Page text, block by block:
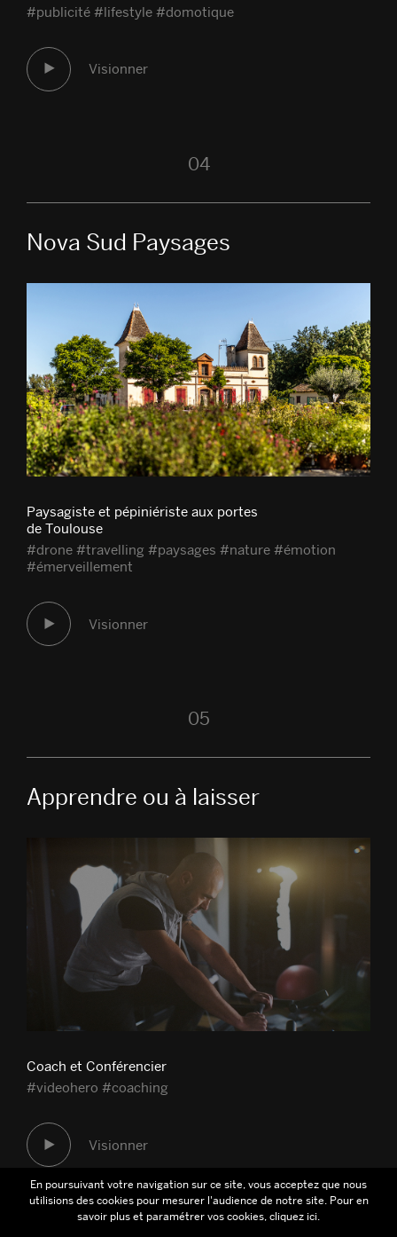
#publicité #lifestyle #domotique
Visionner
04
Nova Sud Paysages
Paysagiste et pépiniériste aux portes
de Toulouse
#drone #travelling #paysages #nature #émotion
#émerveillement
Visionner
05
Apprendre ou à laisser
Coach et Conférencier
#videohero #coaching
Visionner
En poursuivant votre navigation sur ce site, vous acceptez que nous
utilisions des cookies pour mesurer l'audience de notre site. Pour en
savoir plus et paramétrer vos cookies,cliquez ici.